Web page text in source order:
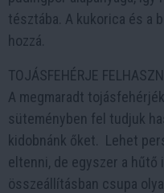
tésztába. A kukorica és a
hozzá.
TOJÁSFEHÉRJE
A megmaradt
süteményben fel tudjuk
kidobnánk őket. Lehet
eltenni, de egyszer a
összeállításban csupa